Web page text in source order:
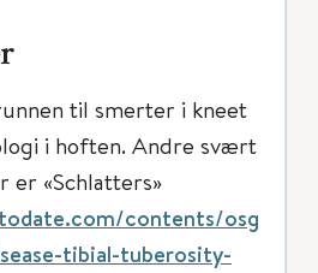
til smerter i kneet
i hoften. Andre svært
er «Schlatters»
contents/osg
tibial-tuberosity-